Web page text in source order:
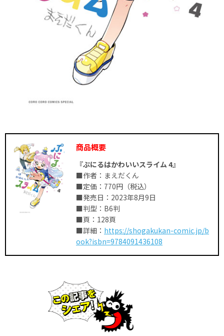
商品概要
『ぷにるはかわいいスライム 4』
■作者：まえだくん
■定価：770円（税込）
■発売日：2023年8月9日
■判型：B6判
■頁：128頁
■詳細： https://shogakukan-comic.jp/b
ook?isbn=9784091436108